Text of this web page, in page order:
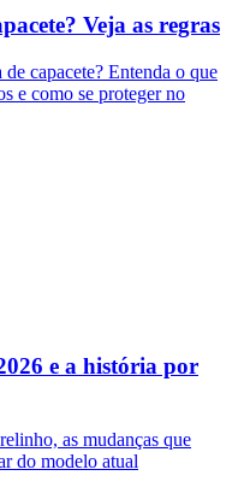
Veja as regras
capacete? Entenda o que
e como se proteger no
e a história por
as mudanças que
do modelo atual